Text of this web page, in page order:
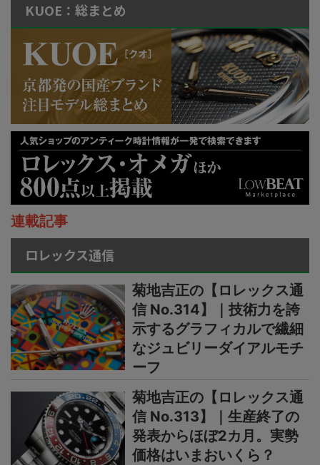
KUOE：総まとめ
連載記事
ロレックス通信
菊地吉正の【ロレックス通
信 No.314】｜技術力を誇
示するグラフィカルで繊細
なジュビリーダイアルモチ
ーフ
菊地吉正の【ロレックス通
信 No.313】｜生産終了の
発表からほぼ2カ月。実勢
価格はいまおいくら？